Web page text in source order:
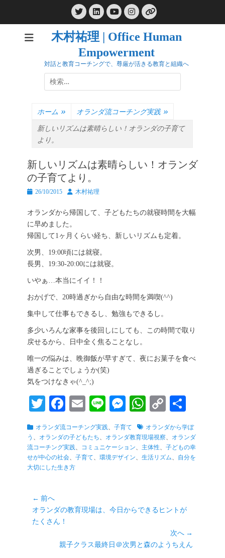
TwitterLinkedIn
YouTube
Instagram
リ
ン
ク
木村祐理 | Office Human
Empowerment
対話と教育コーチングで、尊厳が活きる教育と組織へ
検
索:
ホーム » オランダ流コーチング実践 »
新しいリズムは素晴らしい！オランダの子育て
より。
新しいリズムは素晴らしい！オランダ
の子育てより。
投
日
26/10/2015
投
者
木村祐理
オランダから帰国して、子どもたちの就寝時間を大幅
に早めました。
帰国して1ヶ月くらい経ち、新しいリズムも定着。
次男、19:00頃には就寝。
長男、19:30-20:00には就寝。
いやぁ…本当にイイ！！
おかげで、20時過ぎから自由な時間を満喫(^^)
集中して仕事もできるし、勉強もできるし。
多少いろんな家事を後回しにしても、この時間で取り
戻せるから、日中全く焦ることなし。
唯一の悩みは、晩御飯が早すぎて、夜にお菓子を食べ
過ぎることでしょうか(笑)
気をつけなきゃ(^_^;)
T
wi
tte
r
Fa
bo
ok
E
m
ail
Li
ne
M
es
se
ng
W
ts
A
C
op
y
Li
有
カ
テ
ゴ
リ
ー
オランダ流コーチング実践、 子育て
タ
グ
オランダから学ぼ
う 、 オランダの子どもたち、 オランダ教育現場視察、 オランダ
流コーチング実践、 コミュニケーション、 主体性、 子どもの幸
せが中心の社会、 子育て、 環境デザイン、 生活リズム、 自分を
大切にした生き方
投
稿
ナ
← 前へ
前
の
オランダの教育現場は、今日からできるヒントが
たくさん！
次へ →
親子クラス最終日＠次男と森のようちえん